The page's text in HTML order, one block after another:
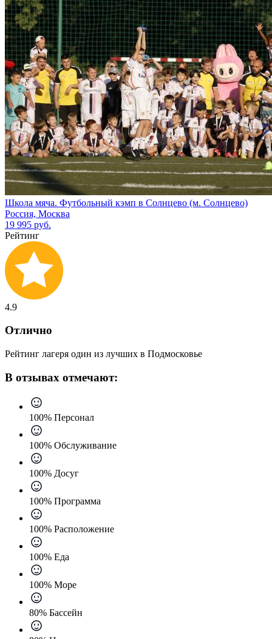
Школа мяча. Футбольный кэмп в Солнцево (м. Солнцево)
Россия, Москва
19 995 руб.
Рейтинг
4.9
Отлично
Рейтинг лагеря один из лучших в Подмосковье
В отзывах отмечают:
100% Персонал
100% Обслуживание
100% Досуг
100% Программа
100% Расположение
100% Еда
100% Море
80% Бассейн